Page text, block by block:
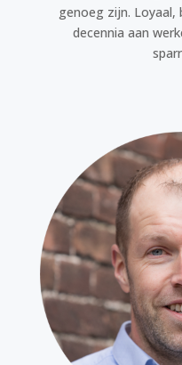
genoeg zijn.
decennia aan